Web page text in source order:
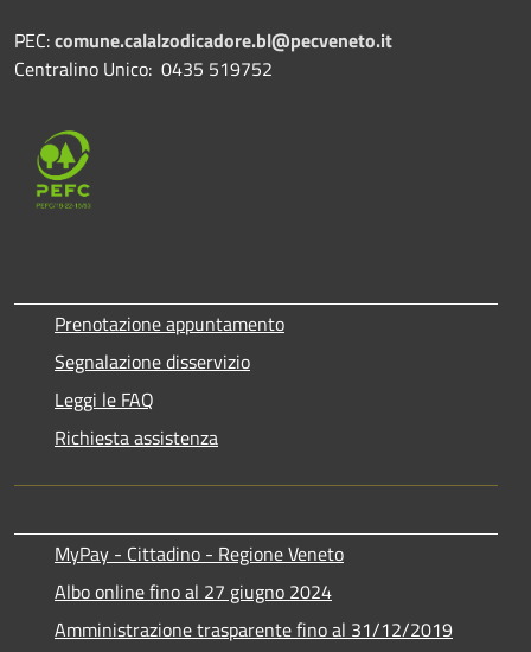
PEC:comune.calalzodicadore.bl@pecveneto.it
Centralino Unico: 0435 519752
Prenotazione appuntamento
Segnalazione disservizio
Leggi le FAQ
Richiesta assistenza
MyPay - Cittadino - Regione Veneto
Albo online fino al 27 giugno 2024
Amministrazione trasparente fino al 31/12/2019